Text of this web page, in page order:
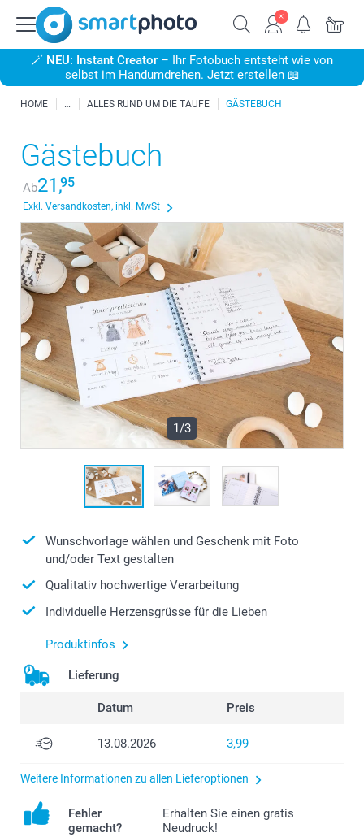
🪄 NEU: Instant Creator – Ihr Fotobuch entsteht wie von
selbst im Handumdrehen. Jetzt erstellen 📖
HOME ALLES RUND UM DIE TAUFE GÄSTEBUCH
Gästebuch
Ab21,95
Exkl. Versandkosten, inkl. MwSt
1/3
Wunschvorlage wählen und Geschenk mit Foto
und/oder Text gestalten
Qualitativ hochwertige Verarbeitung
Individuelle Herzensgrüsse für die Lieben
Produktinfos
Lieferung
Datum Preis
13.08.2026 3,99
Weitere Informationen zu allen Lieferoptionen
Fehler
gemacht?
Erhalten Sie einen gratis
Neudruck!